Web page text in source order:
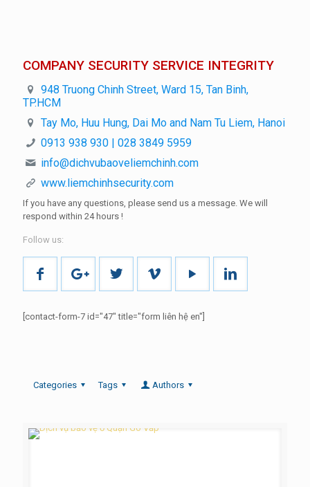
COMPANY SECURITY SERVICE INTEGRITY
948 Truong Chinh Street, Ward 15, Tan Binh,
TP.HCM
Tay Mo, Huu Hung, Dai Mo and Nam Tu Liem, Hanoi
0913 938 930 | 028 3849 5959
info@dichvubaoveliemchinh.com
www.liemchinhsecurity.com
If you have any questions, please send us a message. We will
respond within 24 hours !
Follow us:
[contact-form-7 id="47" title="form liên hệ en"]
Categories Tags Authors